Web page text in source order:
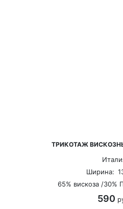
ТРИКОТАЖ
Италия
Ширина:
65% вискоза /30%
590руб.